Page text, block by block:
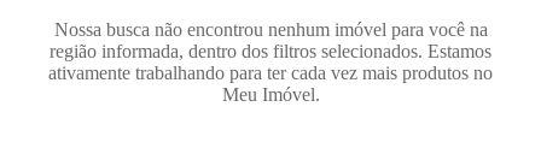
Nossa busca não encontrou nenhum imóvel para você na
região informada, dentro dos filtros selecionados. Estamos
ativamente trabalhando para ter cada vez mais produtos no
Meu Imóvel.